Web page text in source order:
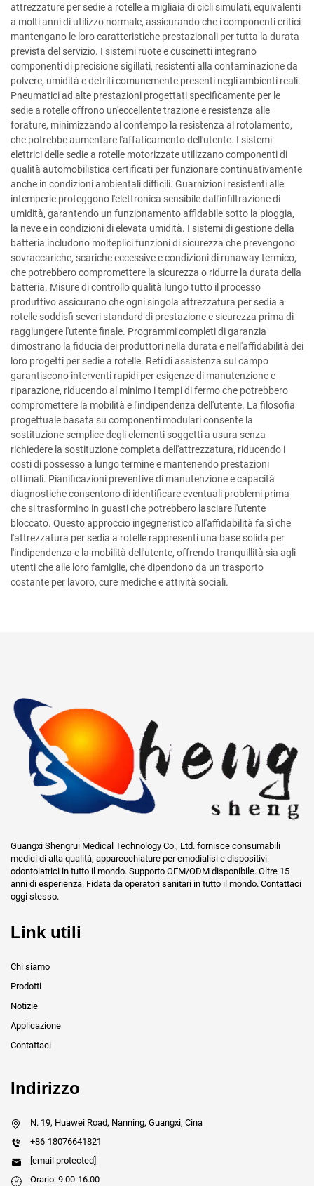
attrezzature per sedie a rotelle a migliaia di cicli simulati, equivalenti
a molti anni di utilizzo normale, assicurando che i componenti critici
mantengano le loro caratteristiche prestazionali per tutta la durata
prevista del servizio. I sistemi ruote e cuscinetti integrano
componenti di precisione sigillati, resistenti alla contaminazione da
polvere, umidità e detriti comunemente presenti negli ambienti reali.
Pneumatici ad alte prestazioni progettati specificamente per le
sedie a rotelle offrono un'eccellente trazione e resistenza alle
forature, minimizzando al contempo la resistenza al rotolamento,
che potrebbe aumentare l'affaticamento dell'utente. I sistemi
elettrici delle sedie a rotelle motorizzate utilizzano componenti di
qualità automobilistica certificati per funzionare continuativamente
anche in condizioni ambientali difficili. Guarnizioni resistenti alle
intemperie proteggono l'elettronica sensibile dall'infiltrazione di
umidità, garantendo un funzionamento affidabile sotto la pioggia,
la neve e in condizioni di elevata umidità. I sistemi di gestione della
batteria includono molteplici funzioni di sicurezza che prevengono
sovraccariche, scariche eccessive e condizioni di runaway termico,
che potrebbero compromettere la sicurezza o ridurre la durata della
batteria. Misure di controllo qualità lungo tutto il processo
produttivo assicurano che ogni singola attrezzatura per sedia a
rotelle soddisfi severi standard di prestazione e sicurezza prima di
raggiungere l'utente finale. Programmi completi di garanzia
dimostrano la fiducia dei produttori nella durata e nell'affidabilità dei
loro progetti per sedie a rotelle. Reti di assistenza sul campo
garantiscono interventi rapidi per esigenze di manutenzione e
riparazione, riducendo al minimo i tempi di fermo che potrebbero
compromettere la mobilità e l'indipendenza dell'utente. La filosofia
progettuale basata su componenti modulari consente la
sostituzione semplice degli elementi soggetti a usura senza
richiedere la sostituzione completa dell'attrezzatura, riducendo i
costi di possesso a lungo termine e mantenendo prestazioni
ottimali. Pianificazioni preventive di manutenzione e capacità
diagnostiche consentono di identificare eventuali problemi prima
che si trasformino in guasti che potrebbero lasciare l'utente
bloccato. Questo approccio ingegneristico all'affidabilità fa sì che
l'attrezzatura per sedia a rotelle rappresenti una base solida per
l'indipendenza e la mobilità dell'utente, offrendo tranquillità sia agli
utenti che alle loro famiglie, che dipendono da un trasporto
costante per lavoro, cure mediche e attività sociali.
Guangxi Shengrui Medical Technology Co., Ltd. fornisce consumabili
medici di alta qualità, apparecchiature per emodialisi e dispositivi
odontoiatrici in tutto il mondo. Supporto OEM/ODM disponibile. Oltre 15
anni di esperienza. Fidata da operatori sanitari in tutto il mondo. Contattaci
oggi stesso.
Link utili
Chi siamo
Prodotti
Notizie
Applicazione
Contattaci
Indirizzo
N. 19, Huawei Road, Nanning, Guangxi, Cina
+86-18076641821
[email protected]
Orario: 9.00-16.00